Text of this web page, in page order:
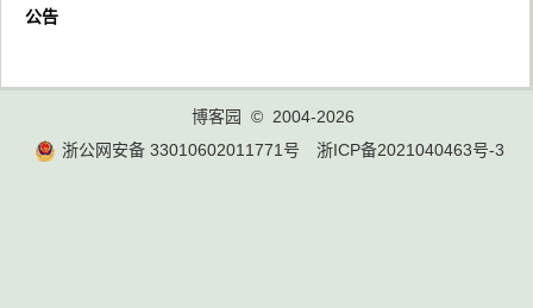
公告
博客园
© 2004-2026
浙公网安备 33010602011771号
浙ICP备2021040463号-3